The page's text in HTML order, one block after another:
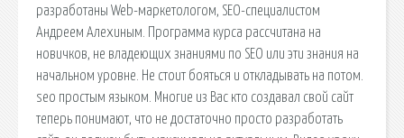
разработаны Web-маркетологом, SEO-специалистом
Андреем Алехиным. Программа курса рассчитана на
новичков, не владеющих знаниями по SEO или эти знания на
начальном уровне. Не стоит бояться и откладывать на потом.
seo простым языком. Многие из Вас кто создавал свой сайт
теперь понимают, что не достаточно просто разработать